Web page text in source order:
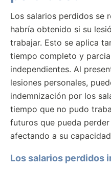
Los salarios perdidos se
habría obtenido si su
trabajar. Esto se aplica
tiempo completo y
independientes. Al
lesiones personales,
indemnización por los
tiempo que no pudo
futuros que pueda
afectando a su
Los salarios perdidos